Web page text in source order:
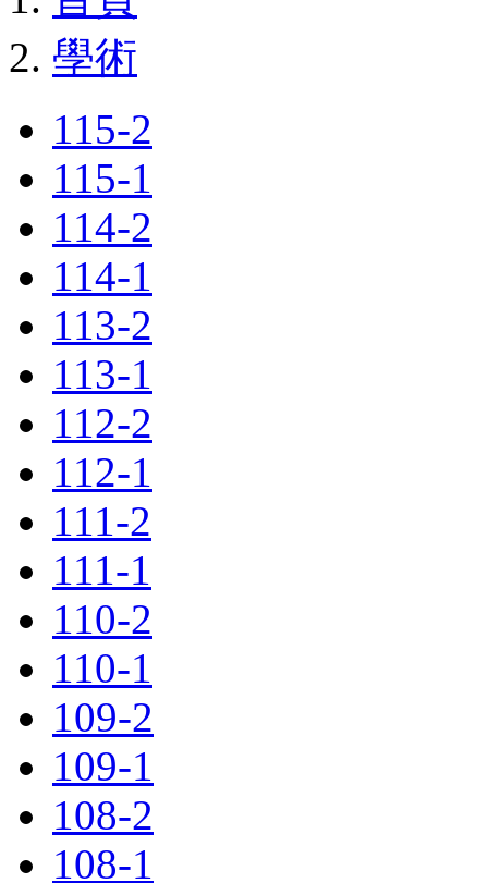
學術
115-2
115-1
114-2
114-1
113-2
113-1
112-2
112-1
111-2
111-1
110-2
110-1
109-2
109-1
108-2
108-1